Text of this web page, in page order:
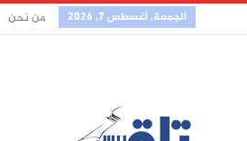
الجمعة, أغسطس 7, 2026 من نحن